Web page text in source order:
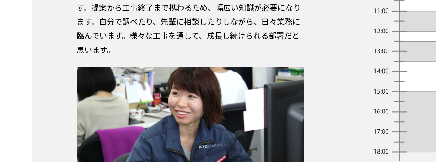
す。提案から工事終了まで携わるため、幅広い知識が必要になり
ます。自分で調べたり、先輩に相談したりしながら、日々業務に
臨んでいます。様々な工事を通して、成長し続けられる部署だと
思います。